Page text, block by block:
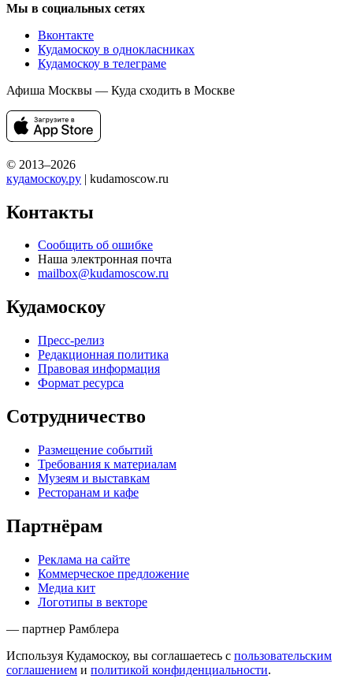
Мы в социальных сетях
Вконтакте
Кудамоскоу в однокласниках
Кудамоскоу в телеграме
Афиша Москвы — Куда сходить в Москве
© 2013–2026
кудамоскоу.ру | kudamoscow.ru
Контакты
Сообщить об ошибке
Наша электронная почта
mailbox@kudamoscow.ru
Кудамоскоу
Пресс-релиз
Редакционная политика
Правовая информация
Формат ресурса
Сотрудничество
Размещение событий
Требования к материалам
Музеям и выставкам
Ресторанам и кафе
Партнёрам
Реклама на сайте
Коммерческое предложение
Медиа кит
Логотипы в векторе
— партнер Рамблера
Используя Кудамоскоу, вы соглашаетесь с пользовательским
соглашением и политикой конфиденциальности.